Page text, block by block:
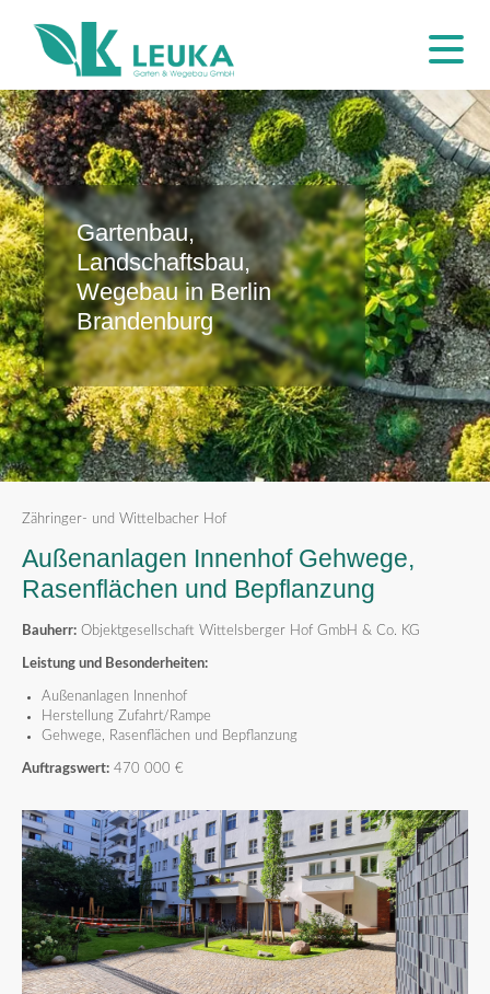
Gartenbau,
Landschaftsbau,
Wegebau in Berlin
Brandenburg
Zähringer- und Wittelbacher Hof
Außenanlagen Innenhof Gehwege,
Rasenflächen und Bepflanzung
Bauherr: Objektgesellschaft Wittelsberger Hof GmbH & Co. KG
Leistung und Besonderheiten:
Außenanlagen Innenhof
Herstellung Zufahrt/Rampe
Gehwege, Rasenflächen und Bepflanzung
Auftragswert: 470 000 €